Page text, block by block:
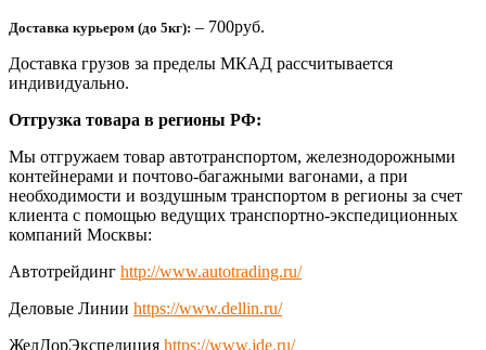
Доставка курьером (до 5кг): – 700руб.
Доставка грузов за пределы МКАД рассчитывается
индивидуально.
Отгрузка товара в регионы РФ:
Мы отгружаем товар автотранспортом, железнодорожными
контейнерами и почтово-багажными вагонами, а при
необходимости и воздушным транспортом в регионы за счет
клиента с помощью ведущих транспортно-экспедиционных
компаний Москвы:
Автотрейдинг http://www.autotrading.ru/
Деловые Линии https://www.dellin.ru/
ЖелДорЭкспедиция https://www.jde.ru/